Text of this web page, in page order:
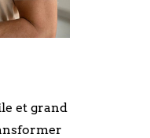
et grand